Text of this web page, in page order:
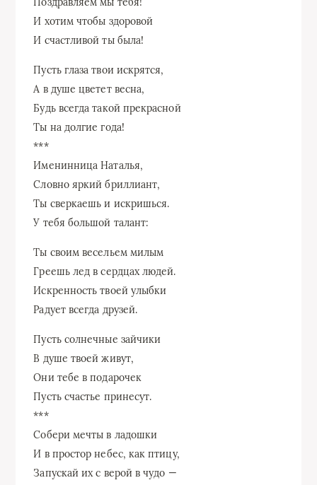
И хотим чтобы здоровой
И счастливой ты была!
Пусть глаза твои искрятся,
А в душе цветет весна,
Будь всегда такой прекрасной
Ты на долгие года!
***
Именинница Наталья,
Словно яркий бриллиант,
Ты сверкаешь и искришься.
У тебя большой талант:
Ты своим весельем милым
Греешь лед в сердцах людей.
Искренность твоей улыбки
Радует всегда друзей.
Пусть солнечные зайчики
В душе твоей живут,
Они тебе в подарочек
Пусть счастье принесут.
***
Собери мечты в ладошки
И в простор небес, как птицу,
Запускай их с верой в чудо —